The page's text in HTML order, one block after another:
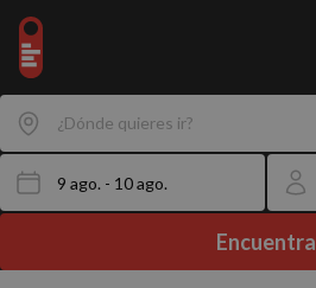
¿Dónde quieres ir?
Encuentra